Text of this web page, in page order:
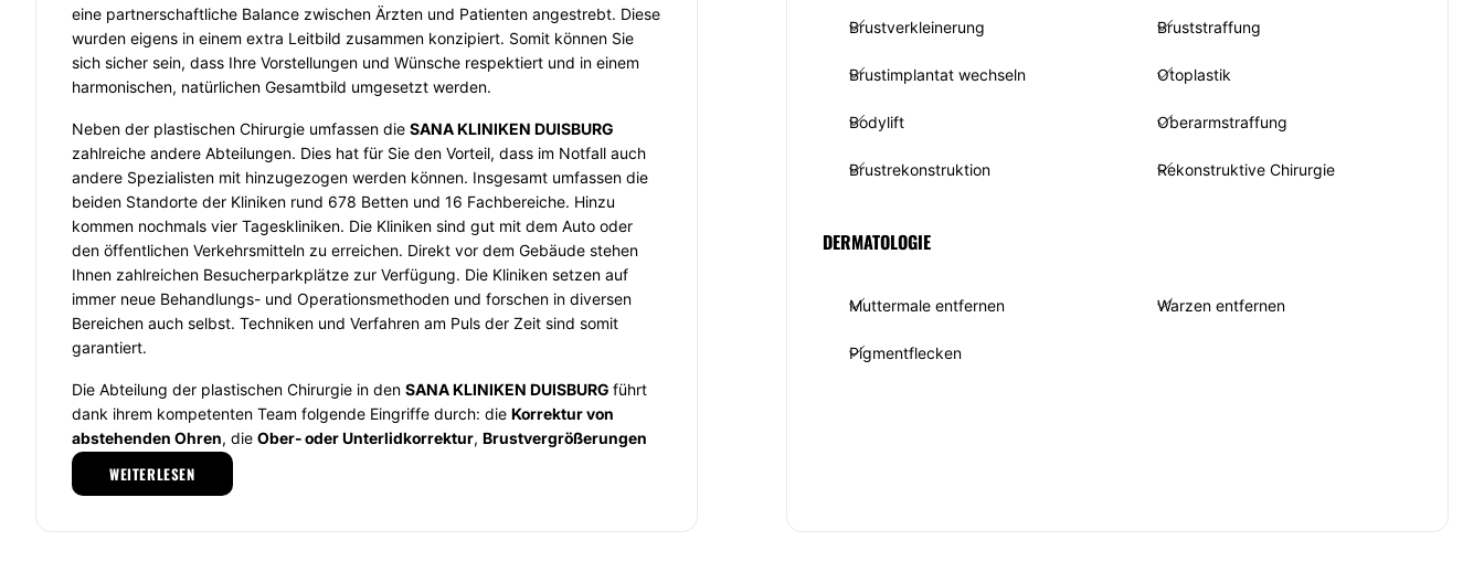
eine partnerschaftliche Balance zwischen Ärzten und Patienten angestrebt. Diese
wurden eigens in einem extra Leitbild zusammen konzipiert. Somit können Sie
sich sicher sein, dass Ihre Vorstellungen und Wünsche respektiert und in einem
harmonischen, natürlichen Gesamtbild umgesetzt werden.
Neben der plastischen Chirurgie umfassen die SANA KLINIKEN DUISBURG
zahlreiche andere Abteilungen. Dies hat für Sie den Vorteil, dass im Notfall auch
andere Spezialisten mit hinzugezogen werden können. Insgesamt umfassen die
beiden Standorte der Kliniken rund 678 Betten und 16 Fachbereiche. Hinzu
kommen nochmals vier Tageskliniken. Die Kliniken sind gut mit dem Auto oder
den öffentlichen Verkehrsmitteln zu erreichen. Direkt vor dem Gebäude stehen
Ihnen zahlreichen Besucherparkplätze zur Verfügung. Die Kliniken setzen auf
immer neue Behandlungs- und Operationsmethoden und forschen in diversen
Bereichen auch selbst. Techniken und Verfahren am Puls der Zeit sind somit
garantiert.
Die Abteilung der plastischen Chirurgie in den SANA KLINIKEN DUISBURG führt
dank ihrem kompetenten Team folgende Eingriffe durch: die Korrektur von
abstehenden Ohren, die Ober- oder Unterlidkorrektur, Brustvergrößerungen
und Brustverkleinerungen
Körperregionen (Bauchdecke, Oberarme, Oberschenkel
WEITERLESEN
Brustverkleinerung Bruststraffung
Brustimplantat wechseln Otoplastik
Bodylift Oberarmstraffung
Brustrekonstruktion Rekonstruktive Chirurgie
DERMATOLOGIE
Muttermale entfernen Warzen entfernen
Pigmentflecken